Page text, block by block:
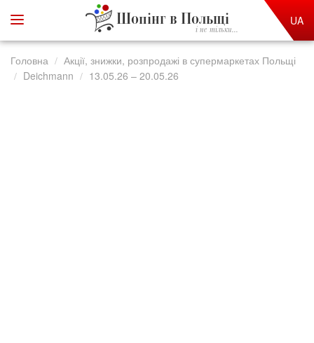
Шопінг в Польщі
і не тільки...
UA
Головна
Акції, знижки, розпродажі в супермаркетах Польщі
Deichmann
13.05.26 – 20.05.26